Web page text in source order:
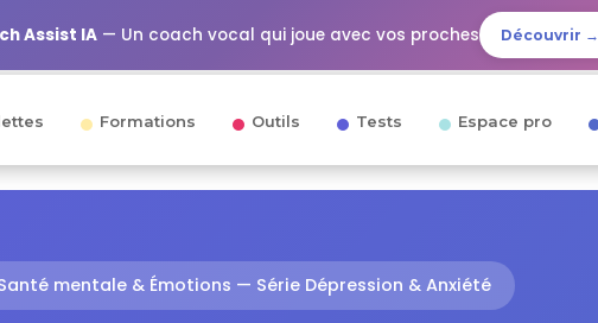
Assist IA— Un coach vocal qui joue avec vos proches Découvrir →
Formations Outils Tests Espace pro
mentale & Émotions — Série Dépression & Anxiété